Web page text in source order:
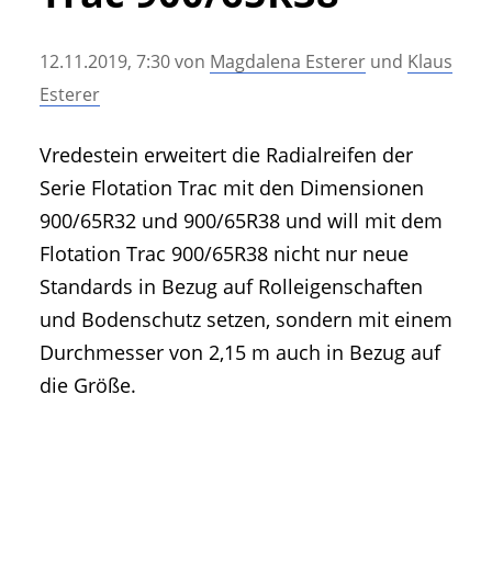
• Messen und Veranstaltungen
• Mitteilung der Redaktion
• Artikel nach Hersteller/Marke
12.11.2019, 7:30von Magdalena Esterer und Klaus
Esterer
Vredestein erweitert die Radialreifen der
Serie Flotation Trac mit den Dimensionen
900/65R32 und 900/65R38 und will mit dem
Flotation Trac 900/65R38 nicht nur neue
Standards in Bezug auf Rolleigenschaften
und Bodenschutz setzen, sondern mit einem
Durchmesser von 2,15 m auch in Bezug auf
die Größe.